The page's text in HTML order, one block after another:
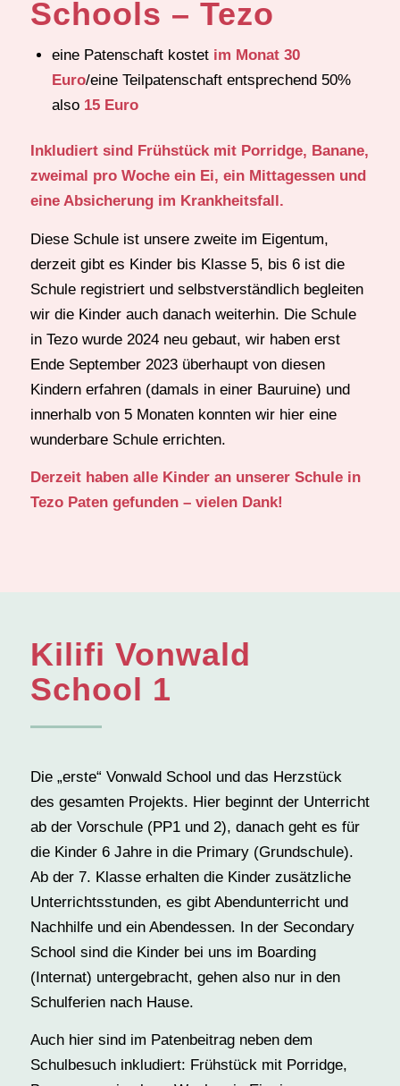
Schools – Tezo
eine Patenschaft kostet im Monat 30
Euro/eine Teilpatenschaft entsprechend 50%
also 15 Euro
Inkludiert sind Frühstück mit Porridge, Banane,
zweimal pro Woche ein Ei, ein Mittagessen und
eine Absicherung im Krankheitsfall.
Diese Schule ist unsere zweite im Eigentum,
derzeit gibt es Kinder bis Klasse 5, bis 6 ist die
Schule registriert und selbstverständlich begleiten
wir die Kinder auch danach weiterhin. Die Schule
in Tezo wurde 2024 neu gebaut, wir haben erst
Ende September 2023 überhaupt von diesen
Kindern erfahren (damals in einer Bauruine) und
innerhalb von 5 Monaten konnten wir hier eine
wunderbare Schule errichten.
Derzeit haben alle Kinder an unserer Schule in
Tezo Paten gefunden – vielen Dank!
Kilifi Vonwald
School 1
Die „erste“ Vonwald School und das Herzstück
des gesamten Projekts. Hier beginnt der Unterricht
ab der Vorschule (PP1 und 2), danach geht es für
die Kinder 6 Jahre in die Primary (Grundschule).
Ab der 7. Klasse erhalten die Kinder zusätzliche
Unterrichtsstunden, es gibt Abendunterricht und
Nachhilfe und ein Abendessen. In der Secondary
School sind die Kinder bei uns im Boarding
(Internat) untergebracht, gehen also nur in den
Schulferien nach Hause.
Auch hier sind im Patenbeitrag neben dem
Schulbesuch inkludiert: Frühstück mit Porridge,